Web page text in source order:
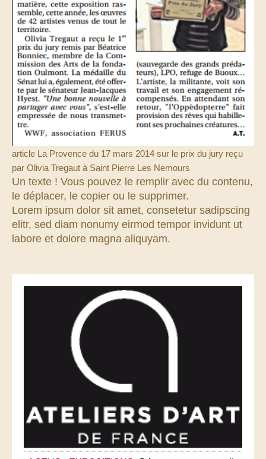
article La Provence du 17 mars 2014 sur le prix du jury reçu
par Olivia Tregaut à Saint Pierre Les Nemours
Un texte ! Vous pouvez le remplir avec du contenu,
le déplacer, le copier ou le supprimer.
Lorem ipsum dolor sit amet, consetetur sadipscing
elitr, sed diam nonumy eirmod tempor invidunt ut
labore et dolore magna aliquyam.